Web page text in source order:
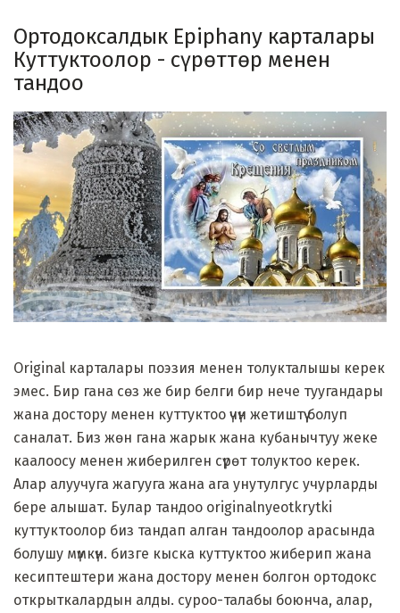
Ортодоксалдык Epiphany карталары
Куттуктоолор - сүрөттөр менен
тандоо
Original карталары поэзия менен толукталышы керек
эмес. Бир гана сөз же бир белги бир нече туугандары
жана достору менен куттуктоо үчүн жетиштүү болуп
саналат. Биз жөн гана жарык жана кубанычтуу жеке
каалоосу менен жиберилген сүрөт толуктоо керек.
Алар алуучуга жагууга жана ага унутулгус учурларды
бере алышат. Булар тандоо originalnyeotkrytki
куттуктоолор биз тандап алган тандоолор арасында
болушу мүмкүн. бизге кыска куттуктоо жиберип жана
кесиптештери жана достору менен болгон ортодокс
открыткалардын алды. суроо-талабы боюнча, алар,